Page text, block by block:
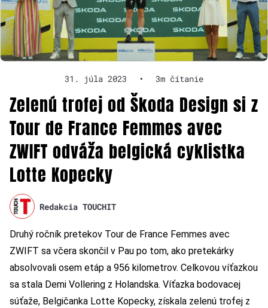
31. júla 2023 • 3m čítanie
Zelenú trofej od Škoda Design si z
Tour de France Femmes avec
ZWIFT odváža belgická cyklistka
Lotte Kopecky
Redakcia TOUCHIT
Druhý ročník pretekov Tour de France Femmes avec
ZWIFT sa včera skončil v Pau po tom, ako pretekárky
absolvovali osem etáp a 956 kilometrov. Celkovou víťazkou
sa stala Demi Vollering z Holandska. Víťazka bodovacej
súťaže, Belgičanka Lotte Kopecky, získala zelenú trofej z